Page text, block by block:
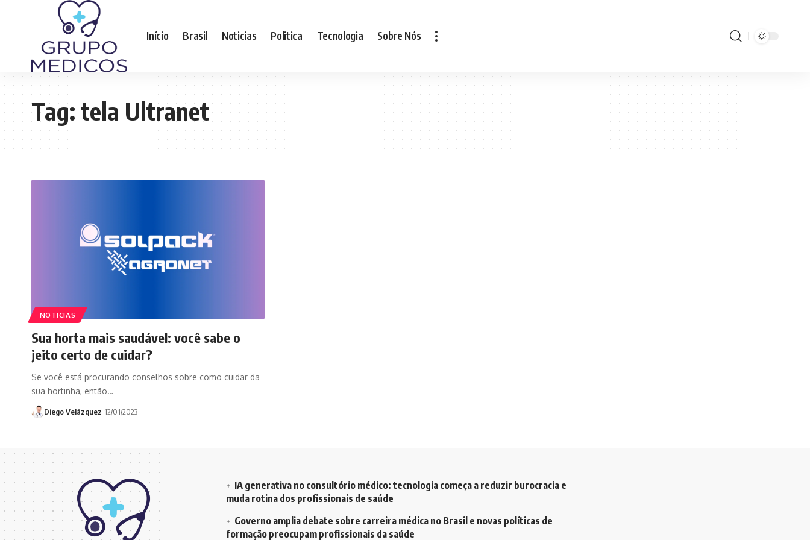
Início Brasil Noticias Politica Tecnologia Sobre Nós
Tag:tela Ultranet
NOTICIAS
Sua horta mais saudável: você sabe o
jeito certo de cuidar?
Se você está procurando conselhos sobre como cuidar da
sua hortinha, então…
Diego Velázquez 12/01/2023
IA generativa no consultório médico: tecnologia começa a reduzir burocracia e
muda rotina dos profissionais de saúde
Governo amplia debate sobre carreira médica no Brasil e novas políticas de
formação preocupam profissionais da saúde